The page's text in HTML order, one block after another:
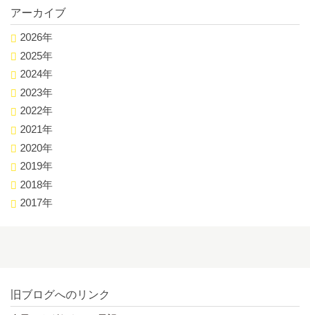
アーカイブ
2026年
2025年
2024年
2023年
2022年
2021年
2020年
2019年
2018年
2017年
旧ブログへのリンク